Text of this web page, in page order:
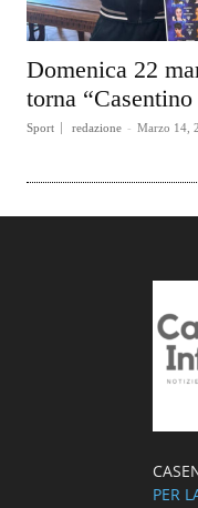
Domenica 22
torna
Sport redazione - Marzo 14,
PER